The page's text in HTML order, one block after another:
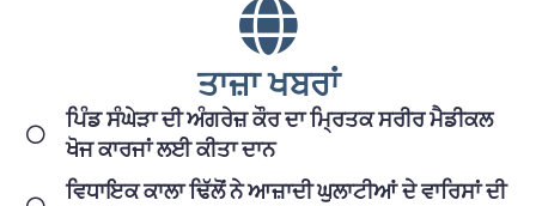
ਤਾਜ਼ਾ ਖਬਰਾਂ
ਪਿੰਡ ਸੰਘੇੜਾ ਦੀ ਅੰਗਰੇਜ਼ ਕੌਰ ਦਾ ਮ੍ਰਿਤਕ ਸਰੀਰ ਮੈਡੀਕਲ
ਖੋਜ ਕਾਰਜਾਂ ਲਈ ਕੀਤਾ ਦਾਨ
ਵਿਧਾਇਕ ਕਾਲਾ ਢਿੱਲੋਂ ਨੇ ਆਜ਼ਾਦੀ ਘੁਲਾਟੀਆਂ ਦੇ ਵਾਰਿਸਾਂ ਦੀ